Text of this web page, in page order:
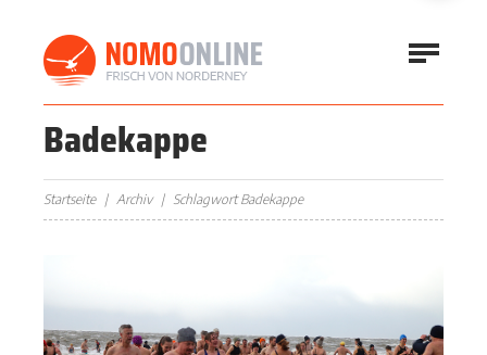
Badekappe
Startseite Archiv Schlagwort Badekappe